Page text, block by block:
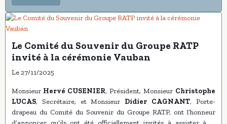
Cette rencontre de haut niveau, réunissant historiens, militaires,
auteurs et spécialistes reconnus, a permis de revisiter avec
notre histoire militaire.
interventions, la hauteur de vue des analyses et l’émotion suscitée
par les témoignages, qui ont su restituer la grandeur et la douleur
des combats menés en Indochine.
À travers ces voix, c’est tout un pan de la mémoire nationale qui
Le Comité du Souvenir du Groupe RATP
invité à la cérémonie Vauban
Le 27/11/2025
Monsieur Hervé CUSENIER, Président, Monsieur Christophe
LUCAS, Secrétaire, et Monsieur Didier CAGNANT, Porte-
drapeau du Comité du Souvenir du Groupe RATP, ont l’honneur